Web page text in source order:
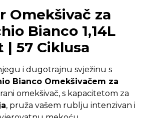
Omekšivač za
Bianco 1,14L
| 57 Ciklusa
i dugotrajnu svježinu s
Bianco Omekšivačem za
omekšivač, s kapacitetom za
, pruža vašem rublju intenzivan i